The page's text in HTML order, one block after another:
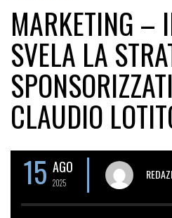
MARKETING –
SVELA LA
CLAUDIO
15 AGO
2025